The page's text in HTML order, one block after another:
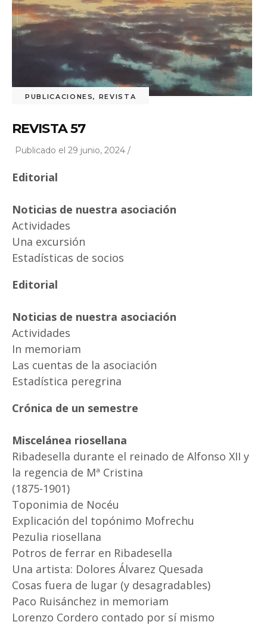
PUBLICACIONES, REVISTA
REVISTA 57
Publicado el 29 junio, 2024 /
Editorial
Noticias de nuestra asociación
Actividades
Una excursión
Estadísticas de socios
Editorial
Noticias de nuestra asociación
Actividades
In memoriam
Las cuentas de la asociación
Estadística peregrina
Crónica de un semestre
Miscelánea riosellana
Ribadesella durante el reinado de Alfonso XII y
la regencia de Mª Cristina
(1875-1901)
Toponimia de Nocéu
Explicación del topónimo Mofrechu
Pezulia riosellana
Potros de ferrar en Ribadesella
Una artista: Dolores Álvarez Quesada
Cosas fuera de lugar (y desagradables)
Paco Ruisánchez in memoriam
Lorenzo Cordero contado por sí mismo